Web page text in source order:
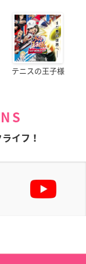
テニスの王子様
イフ！